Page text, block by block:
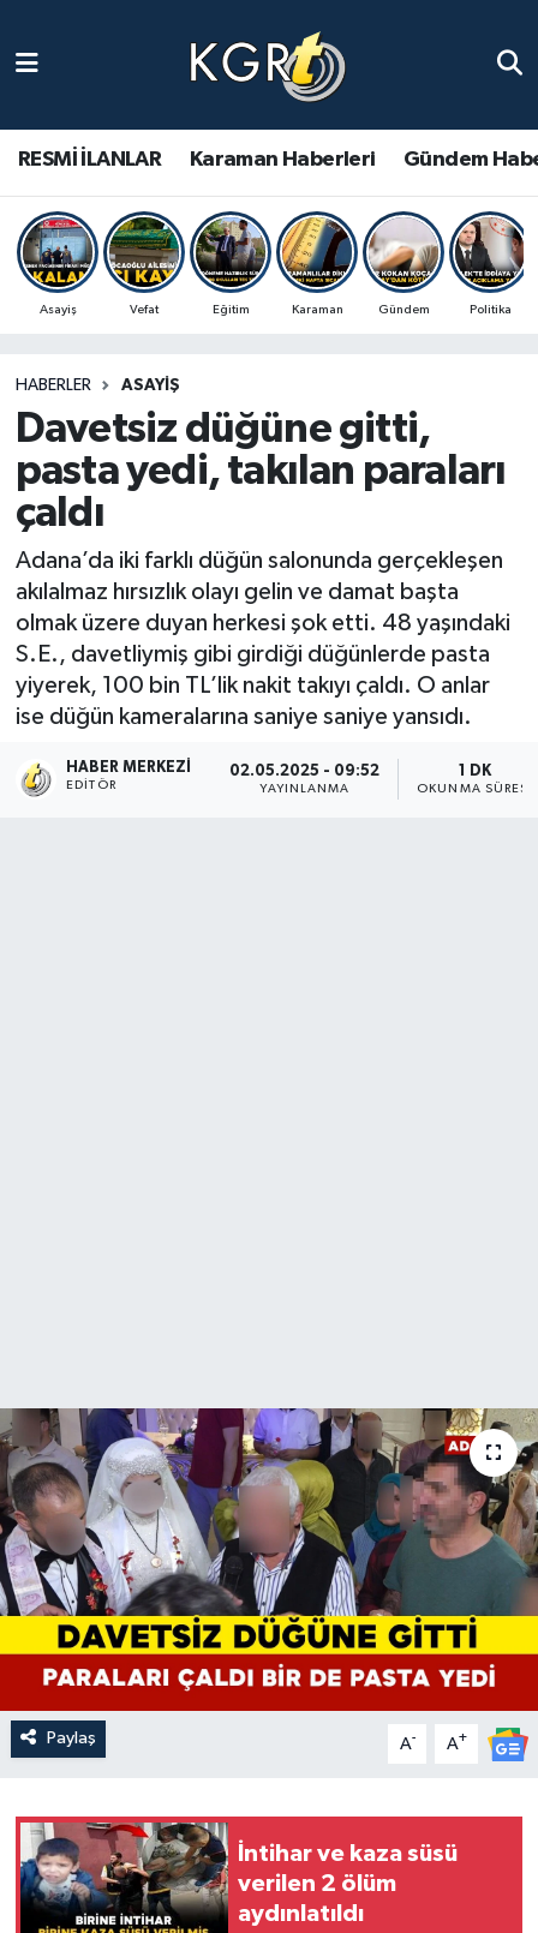
RESMİ İLANLAR Karaman Haberleri Gündem
Asayiş Vefat Eğitim Karaman Gündem Politika
HABERLER ASAYIŞ
Davetsiz düğüne gitti,
pasta yedi, takılan paraları
çaldı
Adana’da iki farklı düğün salonunda gerçekleşen
akılalmaz hırsızlık olayı gelin ve damat başta
olmak üzere duyan herkesi şok etti. 48 yaşındaki
S.E., davetliymiş gibi girdiği düğünlerde pasta
yiyerek, 100 bin TL’lik nakit takıyı çaldı. O anlar
ise düğün kameralarına saniye saniye yansıdı.
HABER MERKEZI
EDITÖR
02.05.2025 - 09:52
YAYINLANMA
1 DK
OKUNMA SÜRESI
Paylaş A- A+
İntihar ve kaza süsü
verilen 2 ölüm
aydınlatıldı
Gündem Haberleri
Güncel Haberler
Spor Haberleri
Ulusal Haberler
Vefat Edenler